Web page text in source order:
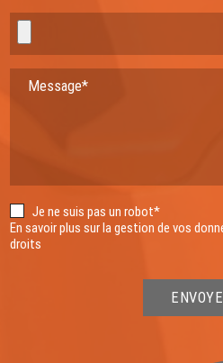
Message*
Je ne suis pas un robot*
En savoir plus sur la gestion de vos
droits